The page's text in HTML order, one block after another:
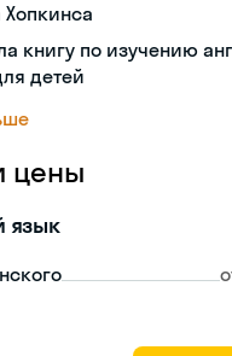
книгу по изучению
детей
цены
язык